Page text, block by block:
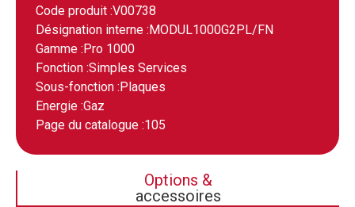
Code produit :V00738
Désignation interne : MODUL1000G2PL/FN
Gamme : Pro 1000
Fonction :Simples Services
Sous-fonction : Plaques
Energie :Gaz
Page du catalogue :105
Options &
accessoires